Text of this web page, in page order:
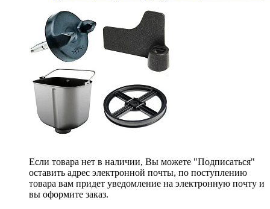
Если товара нет в наличии, Вы можете "Подписаться"
оставить адрес электронной почты, по поступлению
товара вам придет уведомление на электронную почту и
вы оформите заказ.